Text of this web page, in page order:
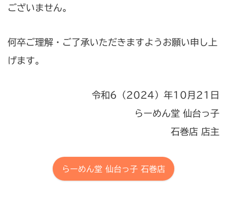
ございません。
何卒ご理解・ご了承いただきますようお願い申し上
げます。
令和6（2024）年10月21日
らーめん堂 仙台っ子
石巻店 店主
らーめん堂 仙台っ子 石巻店